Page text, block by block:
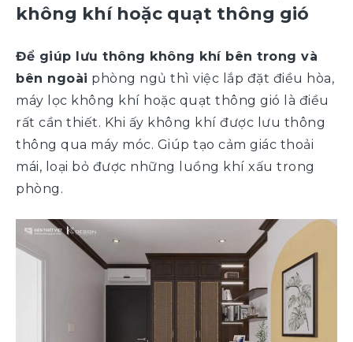
không khí hoặc quạt thông gió
Để giúp lưu thông không khí bên trong và
bên ngoài phòng ngủ thì việc lắp đặt điều hòa,
máy lọc không khí hoặc quạt thông gió là điều
rất cần thiết. Khi ấy không khí được lưu thông
thông qua máy móc. Giúp tạo cảm giác thoải
mái, loại bỏ được những luồng khí xấu trong
phòng.